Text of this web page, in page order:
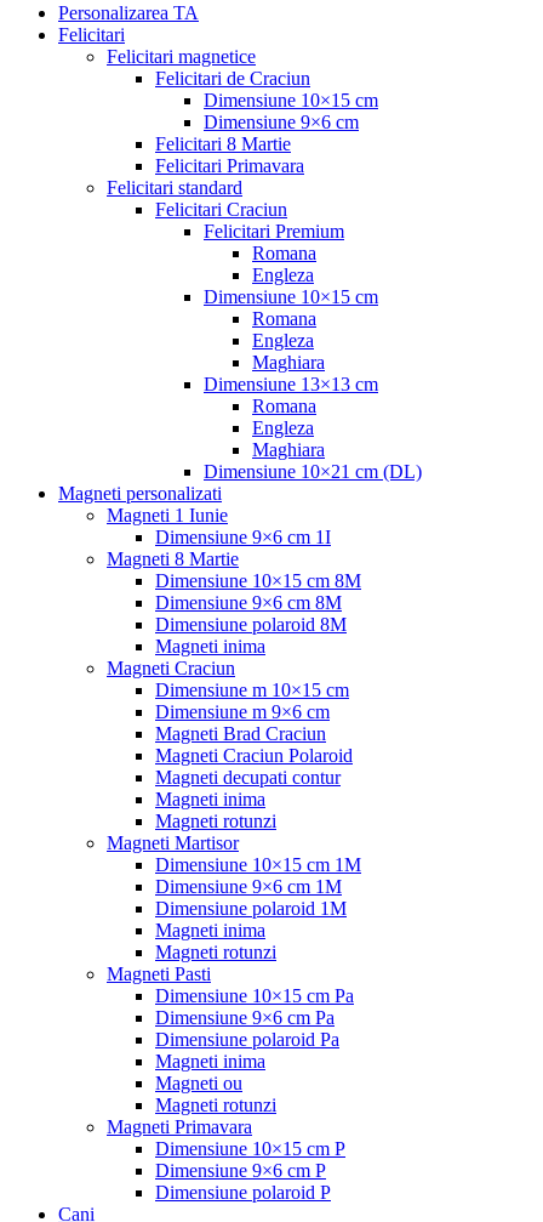
Personalizarea TA
Felicitari
Felicitari magnetice
Felicitari de Craciun
Dimensiune 10×15 cm
Dimensiune 9×6 cm
Felicitari 8 Martie
Felicitari Primavara
Felicitari standard
Felicitari Craciun
Felicitari Premium
Romana
Engleza
Dimensiune 10×15 cm
Romana
Engleza
Maghiara
Dimensiune 13×13 cm
Romana
Engleza
Maghiara
Dimensiune 10×21 cm (DL)
Magneti personalizati
Magneti 1 Iunie
Dimensiune 9×6 cm 1I
Magneti 8 Martie
Dimensiune 10×15 cm 8M
Dimensiune 9×6 cm 8M
Dimensiune polaroid 8M
Magneti inima
Magneti Craciun
Dimensiune m 10×15 cm
Dimensiune m 9×6 cm
Magneti Brad Craciun
Magneti Craciun Polaroid
Magneti decupati contur
Magneti inima
Magneti rotunzi
Magneti Martisor
Dimensiune 10×15 cm 1M
Dimensiune 9×6 cm 1M
Dimensiune polaroid 1M
Magneti inima
Magneti rotunzi
Magneti Pasti
Dimensiune 10×15 cm Pa
Dimensiune 9×6 cm Pa
Dimensiune polaroid Pa
Magneti inima
Magneti ou
Magneti rotunzi
Magneti Primavara
Dimensiune 10×15 cm P
Dimensiune 9×6 cm P
Dimensiune polaroid P
Cani